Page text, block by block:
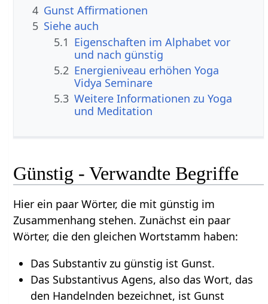
4 Gunst Affirmationen
5 Siehe auch
5.1 Eigenschaften im Alphabet vor
und nach günstig
5.2 Energieniveau erhöhen Yoga
Vidya Seminare
5.3 Weitere Informationen zu Yoga
und Meditation
Günstig - Verwandte Begriffe
Hier ein paar Wörter, die mit günstig im
Zusammenhang stehen. Zunächst ein paar
Wörter, die den gleichen Wortstamm haben:
Das Substantiv zu günstig ist Gunst.
Das Substantivus Agens, also das Wort, das
den Handelnden bezeichnet, ist Gunst